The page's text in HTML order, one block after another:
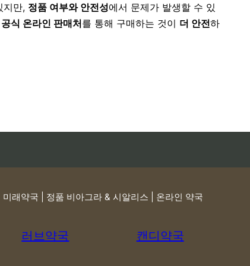
지만, 정품 여부와 안전성에서 문제가 발생할 수 있
공식 온라인 판매처를 통해 구매하는 것이 더 안전하
미래약국 | 정품 비아그라 & 시알리스 | 온라인 약국
러브약국 캔디약국